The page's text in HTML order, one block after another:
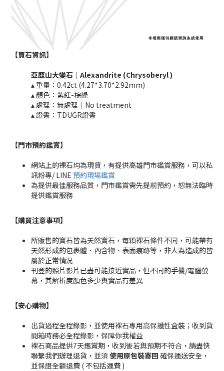
【寶石資訊】
亞歷山大變石 ｜Alexandrite (Chrysoberyl​ )
▴ 重量：0.42ct (4.27*3.70*2.92mm)
▴ 顏色：紫紅-棕綠
▴ 處理：無處理｜No treatment​​
▴ 證書：TDUGR證書
【門市預約鑑賞】
網站上的裸石均為現貨，有提供高雄門市鑑賞服務，可以私
訊粉專/ LINE 預約現場鑑賞
為提供最佳服務品質，門市鑑賞需先提前預約，恕無法臨時
提供鑑賞服務
【購買注意事項】
所販售的寶石皆為天然寶石，每顆裸石條件不同，可能帶有
天然形成的包裹體、內含物、表面痕跡等，非人為造成的皆
屬於正常情況
刊登的照片影片已盡可能接近實品，但不同的手機/電腦螢
幕，其解析度顏色多少與實品有差異
【安心購物】
出貨過程全程錄影，並使用裸石專用高保護性盒裝；收到貨
開箱時務必全程錄影，保障你我權益
裸石商品提供7天鑑賞期，收到後若與預期不符合，請盡快
聯繫我們辦理退貨，並須 使用原包裝寄回 確保運送安全，
並保證全額退費 ( 不包括運費 )